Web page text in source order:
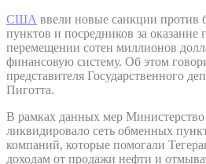
США ввели новые санкции против
пунктов и посредников за
перемещении сотен миллионов
финансовую систему. Об этом
представителя Государственного
Пиготта.
В рамках данных мер
ликвидировало сеть обменных
компаний, которые помогали
доходам от продажи нефти и